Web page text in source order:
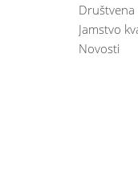
Jamstvo
Novosti